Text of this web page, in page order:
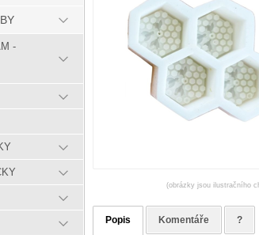
-
(obrázky jsou ilustračního
Popis Komentáře ?